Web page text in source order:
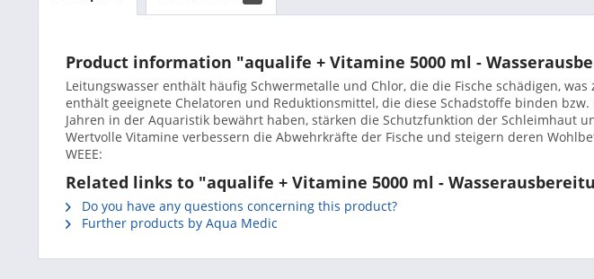
Product information "aqualife + Vitamine 5000 ml -
Leitungswasser enthält häufig Schwermetalle und Chlor, die die Fische schädigen,
enthält geeignete Chelatoren und Reduktionsmittel, die diese Schadstoffe binden
Jahren in der Aquaristik bewährt haben, stärken die Schutzfunktion der Schleimhaut
Wertvolle Vitamine verbessern die Abwehrkräfte der Fische und steigern deren
WEEE:
Related links to "aqualife + Vitamine 5000 ml -
Do you have any questions concerning this product?
Further products by Aqua Medic